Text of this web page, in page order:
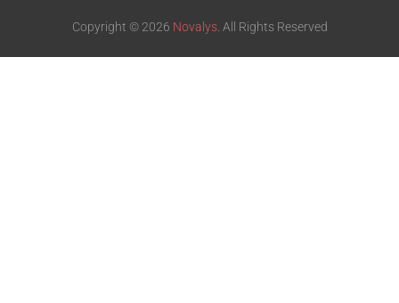
Copyright © 2026 Novalys. All Rights Reserved